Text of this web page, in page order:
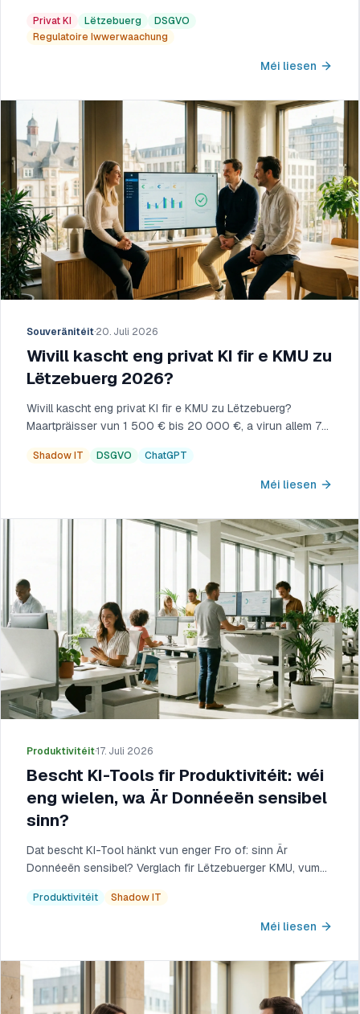
Privat KI Lëtzebuerg
DSGVO
Regulatoire Iwwerwaachung
Méi liesen
Souveränitéit·20. Juli 2026
Wivill kascht eng privat KI fir e KMU zu
Lëtzebuerg 2026?
Wivill kascht eng privat KI fir e KMU zu Lëtzebuerg?
Maartpräisser vun 1 500 € bis 20 000 €, a virun allem 70
Shadow IT DSGVO ChatGPT
Méi liesen
Produktivitéit·17. Juli 2026
Bescht KI-Tools fir Produktivitéit: wéi
eng wielen, wa Är Donnéeën sensibel
sinn?
Dat bescht KI-Tool hänkt vun enger Fro of: sinn Är
Donnéeën sensibel? Verglach fir Lëtzebuerger KMU, vum
Produktivitéit Shadow IT
Méi liesen